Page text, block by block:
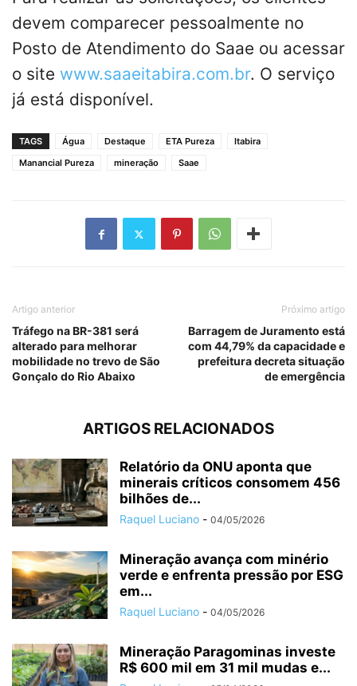
devem comparecer pessoalmente no
Posto de Atendimento do Saae ou acessar
o site www.saaeitabira.com.br. O serviço
já está disponível.
TAGS Água Destaque ETA Pureza
Itabira
Manancial Pureza
mineração Saae
Artigo anterior
Tráfego na BR-381 será
alterado para melhorar
mobilidade no trevo de São
Gonçalo do Rio Abaixo
Próximo artigo
Barragem de Juramento está
com 44,79% da capacidade e
prefeitura decreta situação
de emergência
ARTIGOS RELACIONADOS
Relatório da ONU aponta que
minerais críticos consomem 456
bilhões de...
Raquel Luciano - 04/05/2026
Mineração avança com minério
verde e enfrenta pressão por ESG
em...
Raquel Luciano - 04/05/2026
Mineração Paragominas investe
R$ 600 mil em 31 mil mudas e...